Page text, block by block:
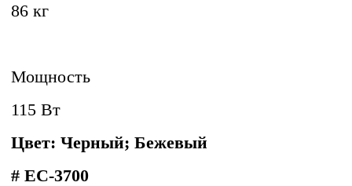
86 кг
Мощность
115 Вт
Цвет: Черный; Бежевый
# EC-3700